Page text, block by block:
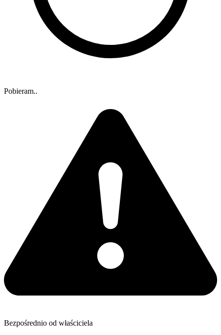
Pobieram..
Bezpośrednio od właściciela